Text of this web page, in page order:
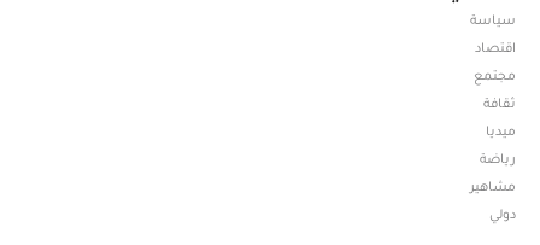
سياسة
اقتصاد
مجتمع
ثقافة
ميديا
رياضة
مشاهير
دولي